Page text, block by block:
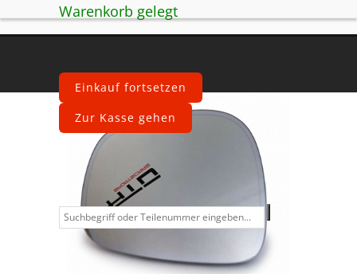
Warenkorb gelegt
Einkauf fortsetzen
Zur Kasse gehen